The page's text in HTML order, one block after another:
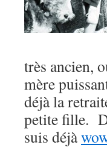
très ancien,
mère
déjà la
petite fille.
suis déjà